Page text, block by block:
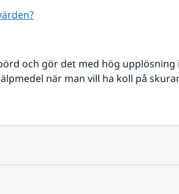
och gör det med hög upplösning
när man vill ha koll på